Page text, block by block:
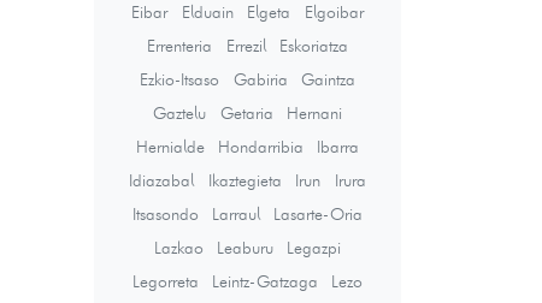
Eibar
Elduain Elgeta
Elgoibar
Errenteria
Errezil
Eskoriatza
Ezkio-Itsaso
Gabiria
Gaintza
Gaztelu
Getaria
Hernani
Hernialde
Hondarribia
Ibarra
Idiazabal
Ikaztegieta Irun
Irura
Itsasondo
Larraul
Lasarte-Oria
Lazkao
Leaburu
Legazpi
Legorreta
Leintz-Gatzaga
Lezo